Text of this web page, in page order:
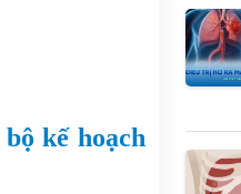
kế hoạch